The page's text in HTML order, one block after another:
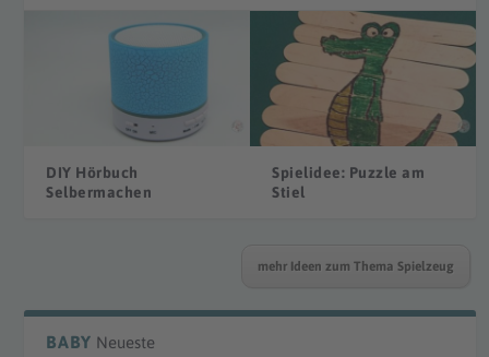
DIY Hörbuch
Selbermachen
Spielidee: Puzzle am
Stiel
mehr Ideen zum Thema Spielzeug
BABY Neueste